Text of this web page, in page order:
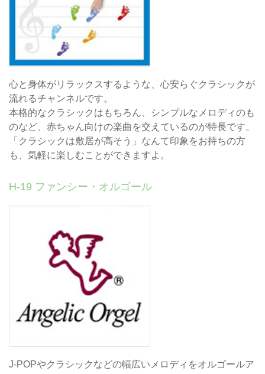
心と身体がリラックスするような、心安らぐクラシックが
流れるチャンネルです。
本格的なクラシックはもちろん、シンプルなメロディのも
のなど、赤ちゃん向けの楽曲を交えているのが特長です。
「クラシックは敷居が高そう」なんて印象をお持ちの方
も、気軽に楽しむことができますよ。
H-19 ファンシー・オルゴール
J-POPやクラシックなどの幅広いメロディをオルゴールア